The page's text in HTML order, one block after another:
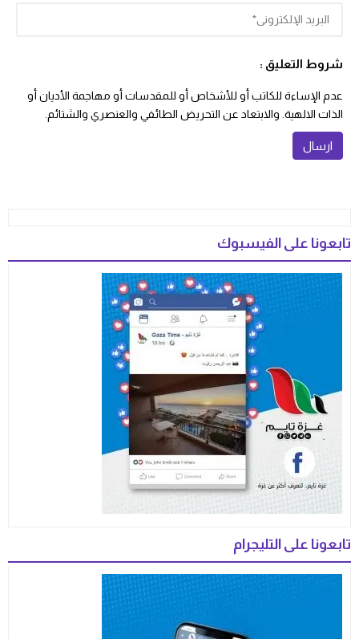
شروط التعليق :
عدم الإساءة للكاتب أو للأشخاص أو للمقدسات أو مهاجمة الأديان أو
الذات الالهية. والابتعاد عن التحريض الطائفي والعنصري والشتائم.
تابعونا على الفيسبوك
تابعونا على التليجرام